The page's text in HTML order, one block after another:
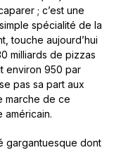
; c’est une
spécialité de la
touche aujourd’hui
milliards de pizzas
environ 950 par
pas sa part aux
marche de ce
américain.
gargantuesque dont